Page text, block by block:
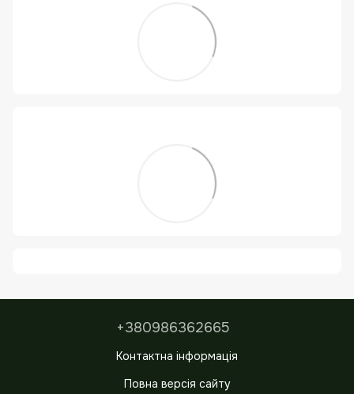
+380986362665
Контактна інформація
Повна версія сайту